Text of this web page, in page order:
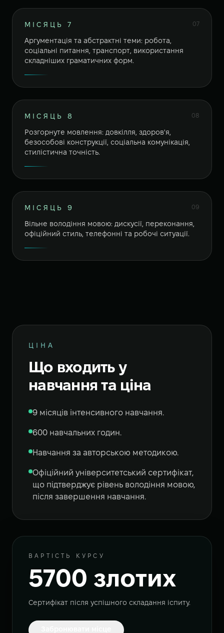
07
МІСЯЦЬ 7
Аргументація та абстрактні теми: робота,
соціальні питання, транспорт, використання
складніших граматичних форм.
08
МІСЯЦЬ 8
Розгорнуте мовлення: довкілля, здоров'я,
безособові конструкції, соціальна комунікація,
стилістична точність.
09
МІСЯЦЬ 9
Вільне володіння мовою: дискусії, переконання,
офіційний стиль, телефонні та робочі ситуації.
ЦІНА
Що входить у
навчання та ціна
9 місяців інтенсивного навчання.
600 навчальних годин.
Навчання за авторською методикою.
Офіційний університетський сертифікат,
що підтверджує рівень володіння мовою,
після завершення навчання.
ВАРТІСТЬ КУРСУ
5700 злотих
Сертифікат після успішного складання іспиту.